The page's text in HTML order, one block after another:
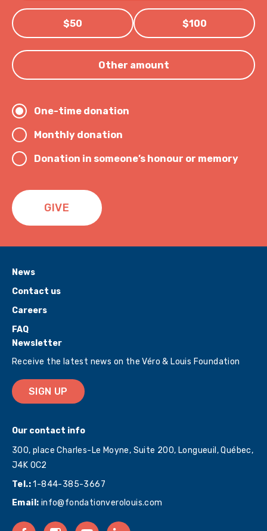
$50 $100
Other amount
One-time donation
Monthly donation
Donation in someone’s honour or memory
GIVE
Newsletter
Receive the latest news on the Véro & Louis Foundation
SIGN UP
Our contact info
300, place Charles-Le Moyne, Suite 200, Longueuil, Québec,
J4K 0C2
Tel.:1-844-385-3667
Email: info@fondationverolouis.com
News
Contact us
Careers
FAQ